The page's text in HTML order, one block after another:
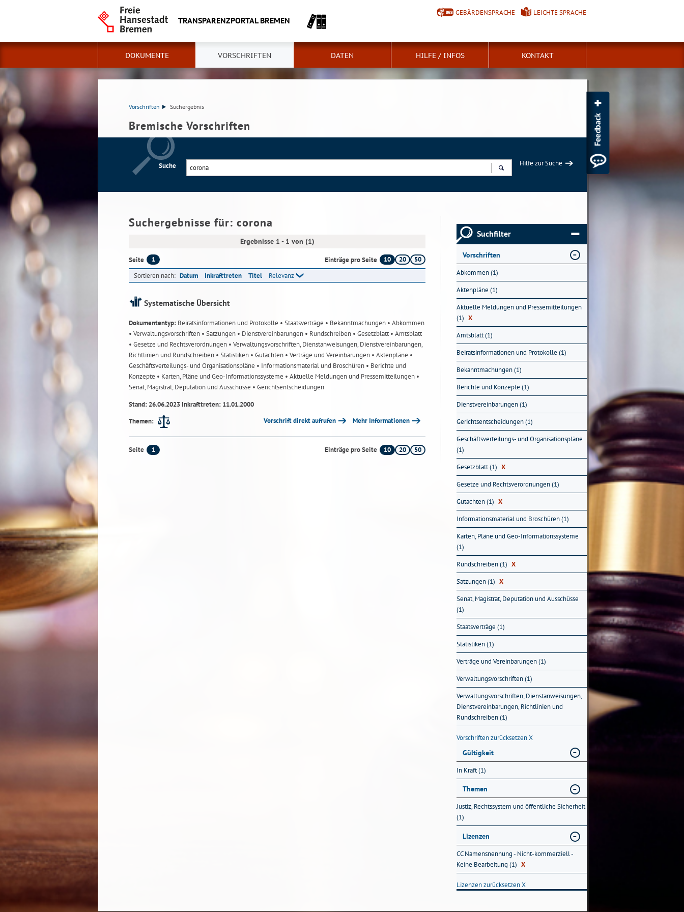
TRANSPARENZPORTAL BREMEN
GEBÄRDENSPRACHE LEICHTE SPRACHE
DOKUMENTE VORSCHRIFTEN DATEN HILFE / INFOS KONTAKT
Vorschriften Suchergebnis
Bremische Vorschriften
Suche
Hilfe zur Suche
Suchergebnisse für: corona
Ergebnisse 1 - 1 von (1)
Seite 1 Einträge pro Seite 10 20
50
Sortieren nach: Datum Inkrafttreten Titel Relevanz
Systematische Übersicht
Dokumententyp: Beiratsinformationen und Protokolle • Staatsverträge • Bekanntmachungen • Abkommen
• Verwaltungsvorschriften • Satzungen • Dienstvereinbarungen • Rundschreiben • Gesetzblatt• Amtsblatt
• Gesetze und Rechtsverordnungen • Verwaltungsvorschriften, Dienstanweisungen, Dienstvereinbarungen,
Richtlinien und Rundschreiben • Statistiken • Gutachten • Verträge und Vereinbarungen • Aktenpläne •
Geschäftsverteilungs- und Organisationspläne • Informationsmaterial und Broschüren • Berichte und
Konzepte • Karten, Pläne und Geo-Informationssysteme • Aktuelle Meldungen und Pressemitteilungen •
Senat, Magistrat, Deputation und Ausschüsse • Gerichtsentscheidungen
Stand: 26.06.2023 Inkrafttreten: 11.01.2000
Themen:
Vorschrift direkt aufrufen Mehr Informationen
Seite 1 Einträge pro Seite 10 20 50
Suchfilter
Vorschriften
Abkommen (1)
Aktenpläne (1)
Aktuelle Meldungen und Pressemitteilungen
(1) X
Amtsblatt (1)
Beiratsinformationen und Protokolle (1)
Bekanntmachungen (1)
Berichte und Konzepte (1)
Dienstvereinbarungen (1)
Gerichtsentscheidungen (1)
Geschäftsverteilungs- und Organisationspläne
(1)
Gesetzblatt (1) X
Gesetze und Rechtsverordnungen (1)
Gutachten (1) X
Informationsmaterial und Broschüren (1)
Karten, Pläne und Geo-Informationssysteme
(1)
Rundschreiben (1) X
Satzungen (1) X
Senat, Magistrat, Deputation und Ausschüsse
(1)
Staatsverträge (1)
Statistiken (1)
Verträge und Vereinbarungen (1)
Verwaltungsvorschriften (1)
Verwaltungsvorschriften, Dienstanweisungen,
Dienstvereinbarungen, Richtlinien und
Rundschreiben (1)
Vorschriften zurücksetzenX
Gültigkeit
In Kraft (1)
Themen
Justiz, Rechtssystem und öffentliche Sicherheit
(1)
Lizenzen
CC Namensnennung - Nicht-kommerziell -
Keine Bearbeitung (1) X
Lizenzen zurücksetzenX